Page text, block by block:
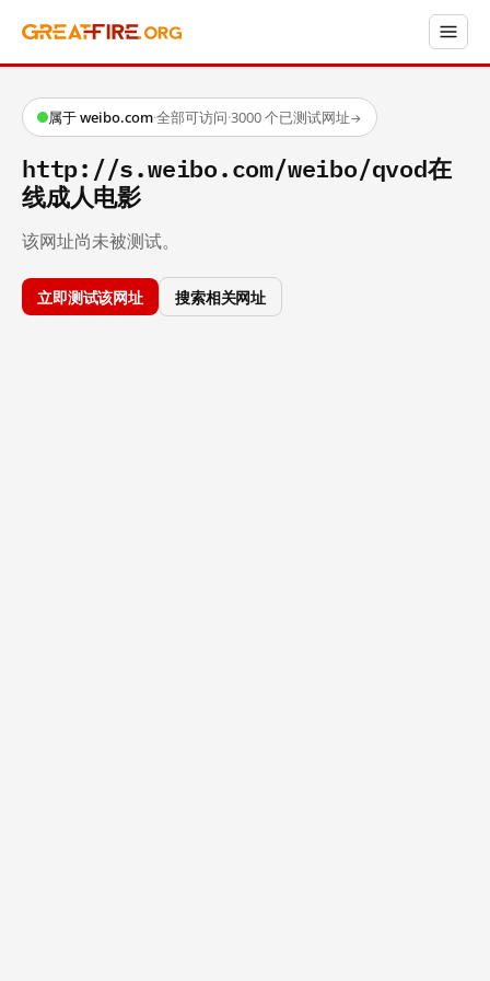
属于 weibo.com·全部可访问·3000 个已测试网址→
http://s.weibo.com/weibo/qvod在
线成人电影
该网址尚未被测试。
立即测试该网址 搜索相关网址